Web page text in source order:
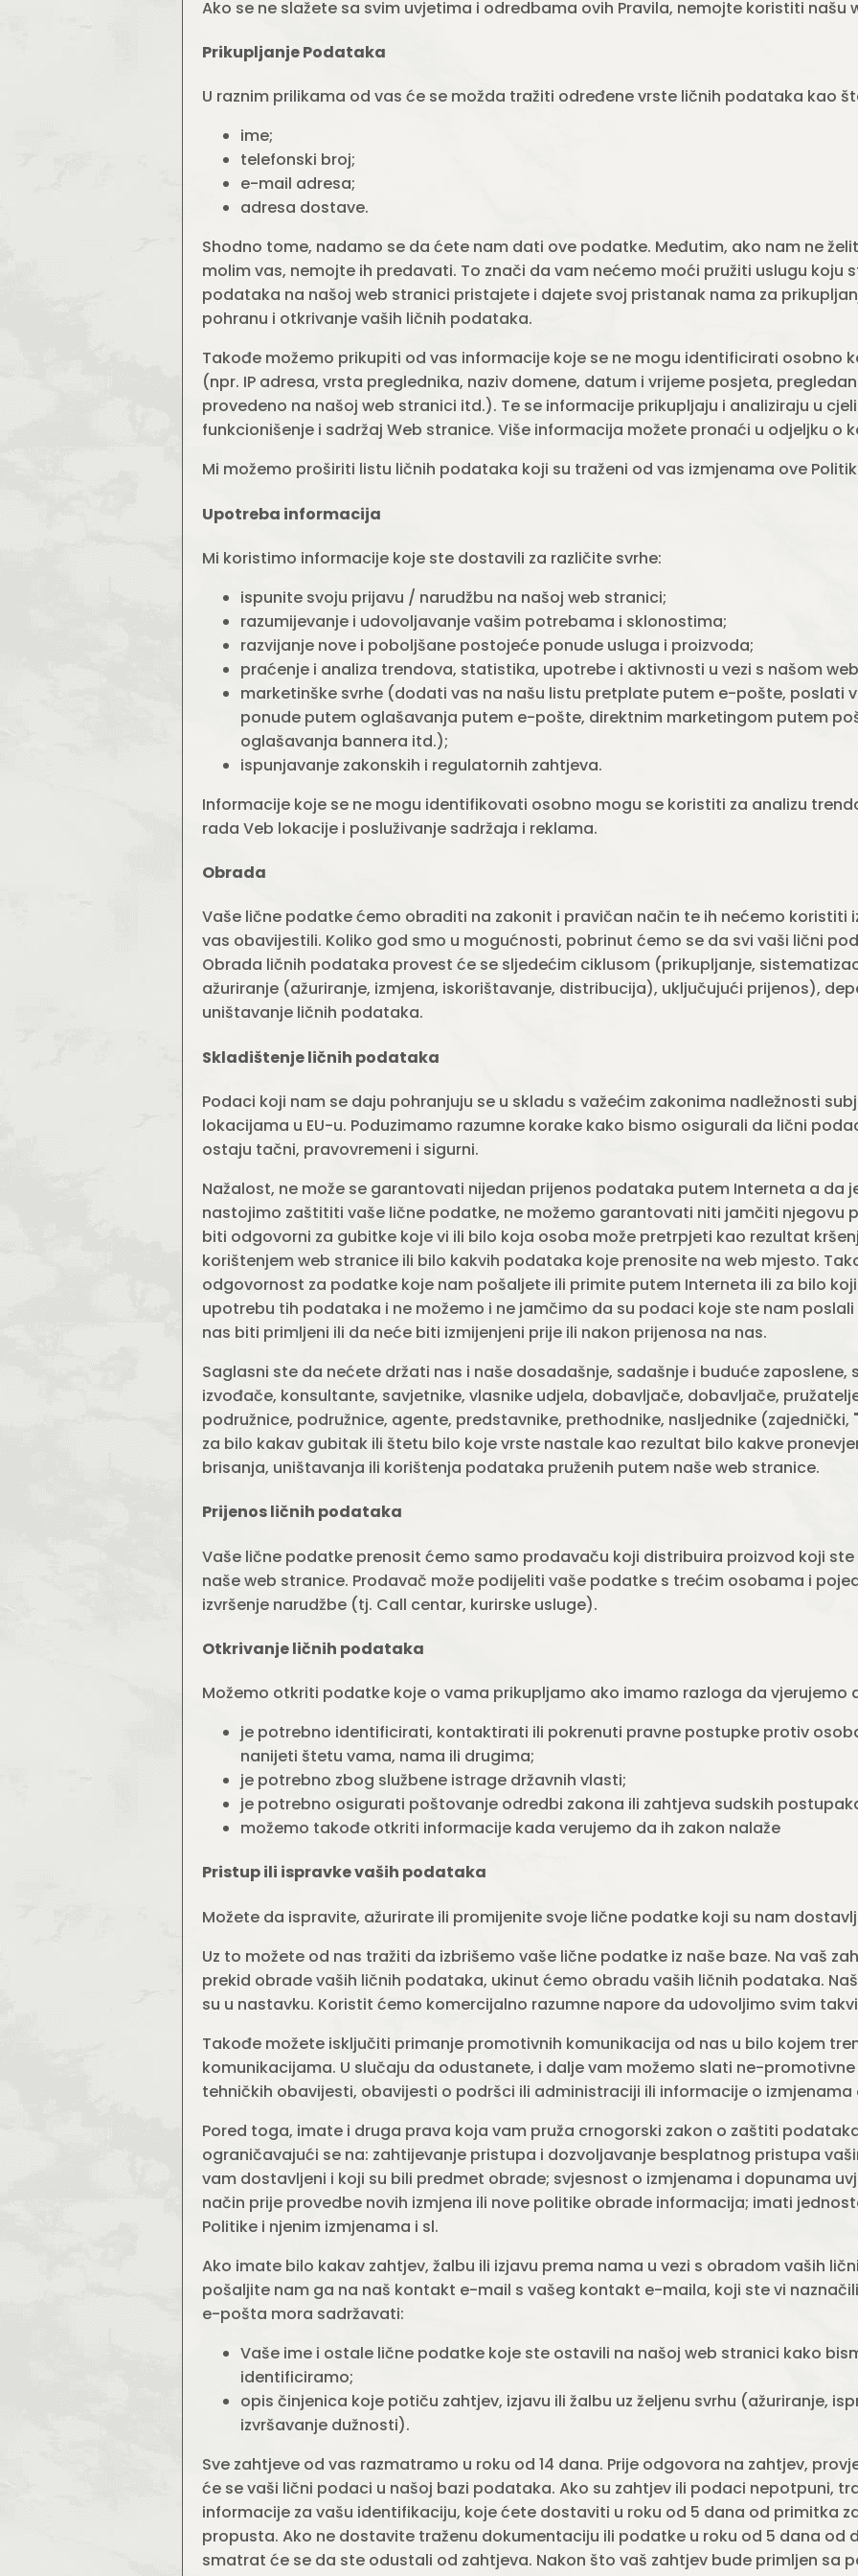
Ako se ne slažete sa svim uvjetima i odredbama ovih Pravila, nemojte koristiti našu
Prikupljanje Podataka
U raznim prilikama od vas će se možda tražiti određene vrste ličnih podataka kao
ime;
telefonski broj;
e-mail adresa;
adresa dostave.
Shodno tome, nadamo se da ćete nam dati ove podatke. Međutim, ako nam ne
molim vas, nemojte ih predavati. To znači da vam nećemo moći pružiti uslugu koju
podataka na našoj web stranici pristajete i dajete svoj pristanak nama za
pohranu i otkrivanje vaših ličnih podataka.
Takođe možemo prikupiti od vas informacije koje se ne mogu identificirati osobno
(npr. IP adresa, vrsta preglednika, naziv domene, datum i vrijeme posjeta,
provedeno na našoj web stranici itd.). Te se informacije prikupljaju i analiziraju u
funkcionišenje i sadržaj Web stranice. Više informacija možete pronaći u odjeljku o
Mi možemo proširiti listu ličnih podataka koji su traženi od vas izmjenama ove
Upotreba informacija
Mi koristimo informacije koje ste dostavili za različite svrhe:
ispunite svoju prijavu / narudžbu na našoj web stranici;
razumijevanje i udovoljavanje vašim potrebama i sklonostima;
razvijanje nove i poboljšane postojeće ponude usluga i proizvoda;
praćenje i analiza trendova, statistika, upotrebe i aktivnosti u vezi s našom
marketinške svrhe (dodati vas na našu listu pretplate putem e-pošte, poslati
ponude putem oglašavanja putem e-pošte, direktnim marketingom putem
oglašavanja bannera itd.);
ispunjavanje zakonskih i regulatornih zahtjeva.
Informacije koje se ne mogu identifikovati osobno mogu se koristiti za analizu
rada Veb lokacije i posluživanje sadržaja i reklama.
Obrada
Vaše lične podatke ćemo obraditi na zakonit i pravičan način te ih nećemo koristiti
vas obavijestili. Koliko god smo u mogućnosti, pobrinut ćemo se da svi vaši lični
Obrada ličnih podataka provest će se sljedećim ciklusom (prikupljanje,
ažuriranje (ažuriranje, izmjena, iskorištavanje, distribucija), uključujući prijenos),
uništavanje ličnih podataka.
Skladištenje ličnih podataka
Podaci koji nam se daju pohranjuju se u skladu s važećim zakonima nadležnosti
lokacijama u EU-u. Poduzimamo razumne korake kako bismo osigurali da lični
ostaju tačni, pravovremeni i sigurni.
Nažalost, ne može se garantovati nijedan prijenos podataka putem Interneta a da
nastojimo zaštititi vaše lične podatke, ne možemo garantovati niti jamčiti njegovu
biti odgovorni za gubitke koje vi ili bilo koja osoba može pretrpjeti kao rezultat
korištenjem web stranice ili bilo kakvih podataka koje prenosite na web mjesto.
odgovornost za podatke koje nam pošaljete ili primite putem Interneta ili za bilo
upotrebu tih podataka i ne možemo i ne jamčimo da su podaci koje ste nam
nas biti primljeni ili da neće biti izmijenjeni prije ili nakon prijenosa na nas.
Saglasni ste da nećete držati nas i naše dosadašnje, sadašnje i buduće zaposlene,
izvođače, konsultante, savjetnike, vlasnike udjela, dobavljače, dobavljače,
podružnice, podružnice, agente, predstavnike, prethodnike, nasljednike
za bilo kakav gubitak ili štetu bilo koje vrste nastale kao rezultat bilo kakve
brisanja, uništavanja ili korištenja podataka pruženih putem naše web stranice.
Prijenos ličnih podataka
Vaše lične podatke prenosit ćemo samo prodavaču koji distribuira proizvod koji
naše web stranice. Prodavač može podijeliti vaše podatke s trećim osobama i
izvršenje narudžbe (tj. Call centar, kurirske usluge).
Otkrivanje ličnih podataka
Možemo otkriti podatke koje o vama prikupljamo ako imamo razloga da vjerujemo
je potrebno identificirati, kontaktirati ili pokrenuti pravne postupke protiv
nanijeti štetu vama, nama ili drugima;
je potrebno zbog službene istrage državnih vlasti;
je potrebno osigurati poštovanje odredbi zakona ili zahtjeva sudskih
možemo takođe otkriti informacije kada verujemo da ih zakon nalaže
Pristup ili ispravke vaših podataka
Možete da ispravite, ažurirate ili promijenite svoje lične podatke koji su nam
Uz to možete od nas tražiti da izbrišemo vaše lične podatke iz naše baze. Na vaš
prekid obrade vaših ličnih podataka, ukinut ćemo obradu vaših ličnih podataka.
su u nastavku. Koristit ćemo komercijalno razumne napore da udovoljimo svim
Takođe možete isključiti primanje promotivnih komunikacija od nas u bilo kojem
komunikacijama. U slučaju da odustanete, i dalje vam možemo slati ne-
tehničkih obavijesti, obavijesti o podršci ili administraciji ili informacije o izmjenama
Pored toga, imate i druga prava koja vam pruža crnogorski zakon o zaštiti
ograničavajući se na: zahtijevanje pristupa i dozvoljavanje besplatnog pristupa
vam dostavljeni i koji su bili predmet obrade; svjesnost o izmjenama i dopunama
način prije provedbe novih izmjena ili nove politike obrade informacija; imati
Politike i njenim izmjenama i sl.
Ako imate bilo kakav zahtjev, žalbu ili izjavu prema nama u vezi s obradom vaših
pošaljite nam ga na naš kontakt e-mail s vašeg kontakt e-maila, koji ste vi
e-pošta mora sadržavati:
Vaše ime i ostale lične podatke koje ste ostavili na našoj web stranici kako
identificiramo;
opis činjenica koje potiču zahtjev, izjavu ili žalbu uz željenu svrhu (ažuriranje,
izvršavanje dužnosti).
Sve zahtjeve od vas razmatramo u roku od 14 dana. Prije odgovora na zahtjev,
će se vaši lični podaci u našoj bazi podataka. Ako su zahtjev ili podaci nepotpuni,
informacije za vašu identifikaciju, koje ćete dostaviti u roku od 5 dana od primitka
propusta. Ako ne dostavite traženu dokumentaciju ili podatke u roku od 5 dana od
smatrat će se da ste odustali od zahtjeva. Nakon što vaš zahtjev bude primljen sa